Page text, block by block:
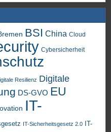
BSI China Cloud
Cybersicherheit
Resilienz Digitale
DS-GVO EU
IT-
IT-Sicherheitsgesetz 2.0
IT-